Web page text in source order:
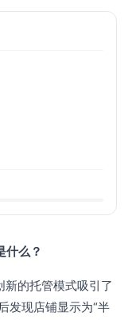
什么？
的托管模式吸引了
发现店铺显示为“半